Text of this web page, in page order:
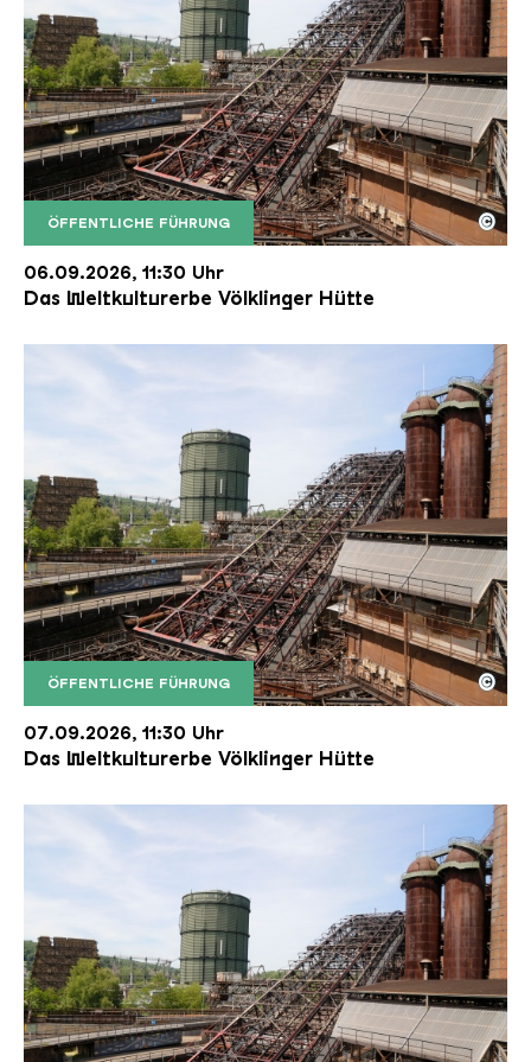
ÖFFENTLICHE FÜHRUNG
Der Erzschrägaufzug der Völklinger Hütte mit
Copyright: Weltkulturerbe Völklinger Hütte | Karl
©
06.09.2026, 11:30 Uhr
Das Weltkulturerbe Völklinger Hütte
ÖFFENTLICHE FÜHRUNG
Der Erzschrägaufzug der Völklinger Hütte mit
Copyright: Weltkulturerbe Völklinger Hütte | Karl
©
07.09.2026, 11:30 Uhr
Das Weltkulturerbe Völklinger Hütte